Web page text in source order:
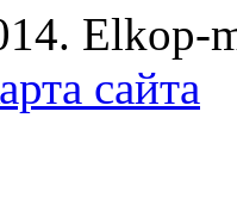
Elkop-
сайта